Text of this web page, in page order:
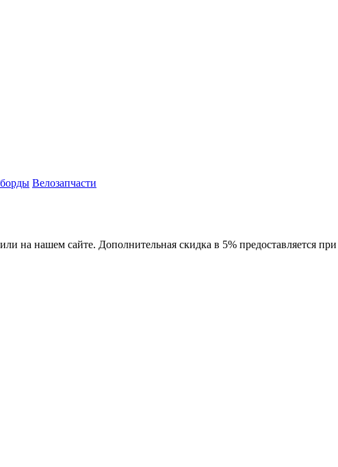
Велозапчасти
на нашем сайте. Дополнительная скидка в 5% предоставляется